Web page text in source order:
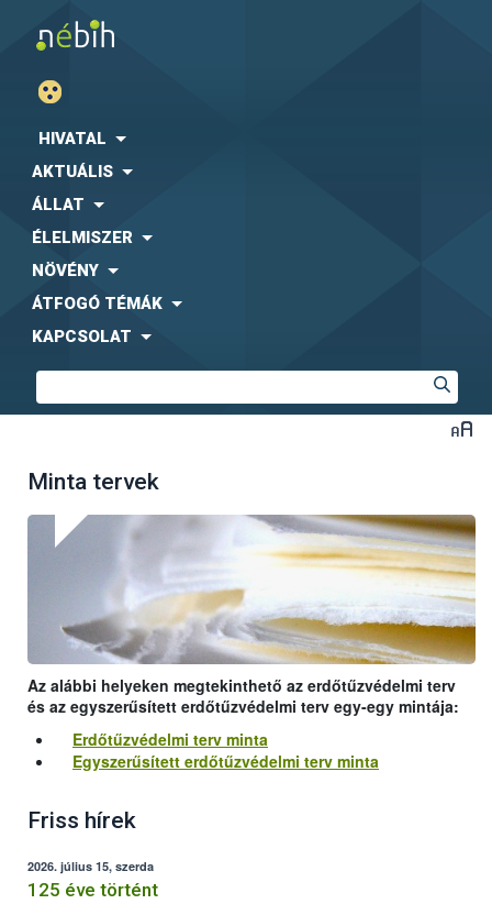
HIVATAL
AKTUÁLIS
ÁLLAT
ÉLELMISZER
NÖVÉNY
ÁTFOGÓ TÉMÁK
KAPCSOLAT
Minta tervek
Az alábbi helyeken megtekinthető az erdőtűzvédelmi terv
és az egyszerűsített erdőtűzvédelmi terv egy-egy mintája:
Erdőtűzvédelmi terv minta
Egyszerűsített erdőtűzvédelmi terv minta
Friss hírek
2026. július 15, szerda
125 éve történt